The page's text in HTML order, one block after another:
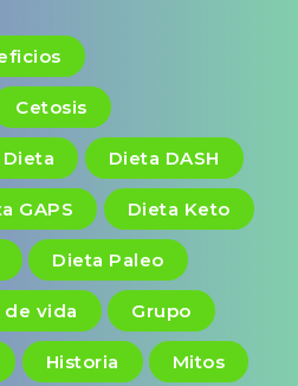
Cetosis
Dieta Dieta DASH
GAPS Dieta Keto
Dieta Paleo
de vida Grupo
Historia Mitos